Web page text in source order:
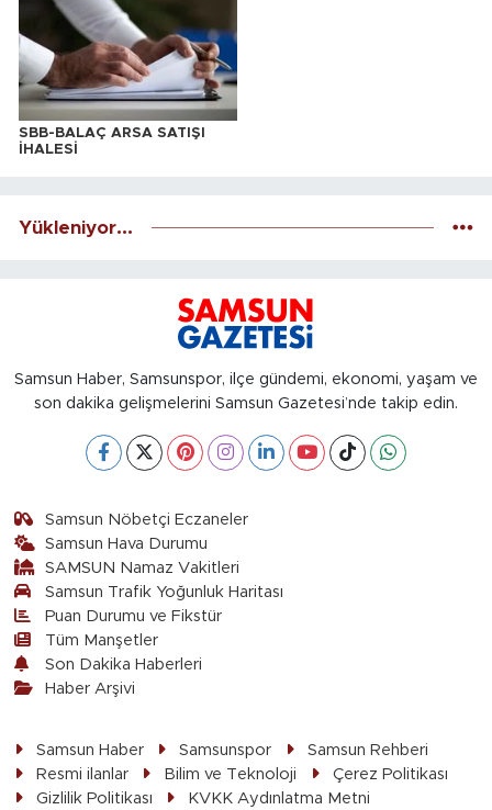
SBB-BALAÇ ARSA SATIŞI
İHALESİ
Yükleniyor...
Samsun Haber, Samsunspor, ilçe gündemi, ekonomi, yaşam ve
son dakika gelişmelerini Samsun Gazetesi’nde takip edin.
Samsun Nöbetçi Eczaneler
Samsun Hava Durumu
SAMSUN Namaz Vakitleri
Samsun Trafik Yoğunluk Haritası
Puan Durumu ve Fikstür
Tüm Manşetler
Son Dakika Haberleri
Haber Arşivi
Samsun Haber Samsunspor
Samsun Rehberi
Resmi ilanlar
Bilim ve Teknoloji
Çerez Politikası
Gizlilik Politikası
KVKK Aydınlatma Metni